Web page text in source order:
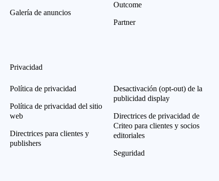
Galería de anuncios
Outcome
Partner
Privacidad
Política de privacidad
Política de privacidad del sitio
web
Directrices para clientes y
publishers
Desactivación (opt-out) de la
publicidad display
Directrices de privacidad de
Criteo para clientes y socios
editoriales
Seguridad